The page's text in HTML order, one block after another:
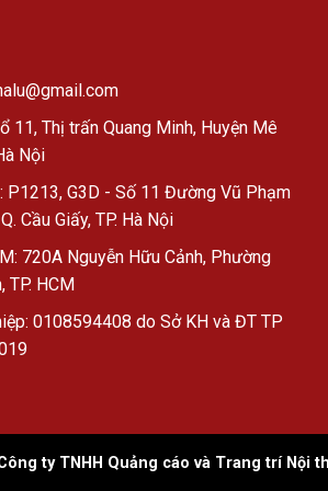
11, Thị trấn Quang Minh, Huyện Mê
Nội
G3D - Số 11 Đường Vũ Phạm
Cầu Giấy, TP. Hà Nội
720A Nguyễn Hữu Cảnh, Phường
TP. HCM
0108594408 do Sở KH và ĐT TP
ty TNHH Quảng cáo và Trang trí Nội